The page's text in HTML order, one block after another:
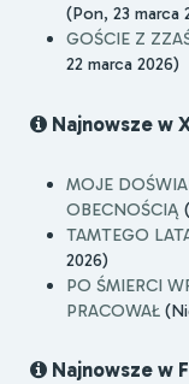
(Pon, 23 marca
GOŚCIE Z
22 marca 2026)
Najnowsze w
MOJE
OBECNOŚCIĄ
TAMTEGO
2026)
PO ŚMIERCI
PRACOWAŁ
Najnowsze w